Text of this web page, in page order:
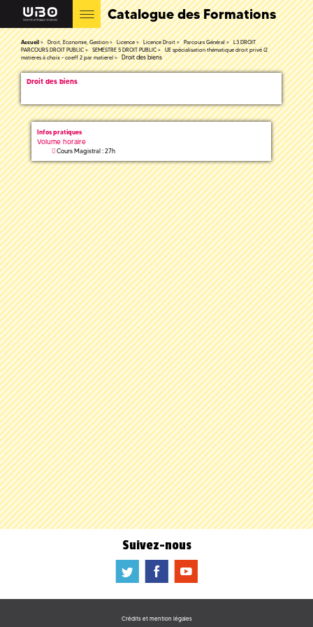
Catalogue des Formations
Accueil Droit, Economie, Gestion Licence Licence Droit Parcours Général
L3 DROIT
PARCOURS DROIT PUBLIC
SEMESTRE 5 DROIT PUBLIC
UE spécialisation thématique droit privé (2
matieres à choix - coeff 2 par matiere)
Droit des biens
Droit des biens
Infos pratiques
Volume horaire
Cours Magistral : 27h
Suivez-nous
a b f
Crédits et mention légales